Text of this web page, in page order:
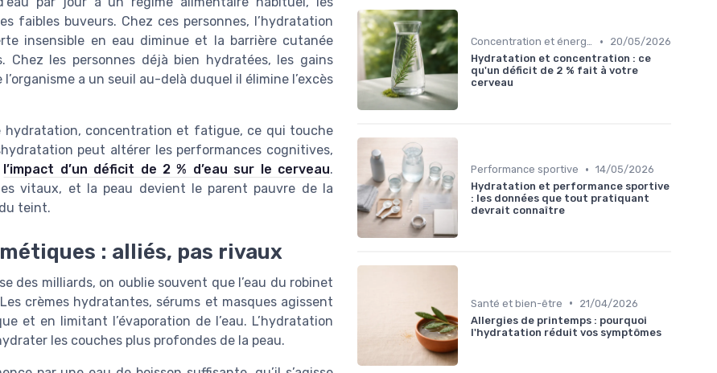
faibles buveurs. Chez ces personnes, l’hydratation
insensible en eau diminue et la barrière cutanée
Chez les personnes déjà bien hydratées, les gains
a un seuil au-delà duquel il élimine l’excès
concentration et fatigue, ce qui touche
peut altérer les performances cognitives,
l’impact d’un déficit de 2 % d’eau sur le cerveau.
vitaux, et la peau devient le parent pauvre de la
teint.
: alliés, pas rivaux
des milliards, on oublie souvent que l’eau du robinet
crèmes hydratantes, sérums et masques agissent
et en limitant l’évaporation de l’eau. L’hydratation
les couches plus profondes de la peau.
Concentration et énergie •
20/05/2026
Hydratation et concentration : ce
qu'un déficit de 2 % fait à votre
cerveau
Performance sportive • 14/05/2026
Hydratation et performance sportive
: les données que tout pratiquant
devrait connaître
Santé et bien-être •
21/04/2026
Allergies de printemps : pourquoi
l'hydratation réduit vos symptômes